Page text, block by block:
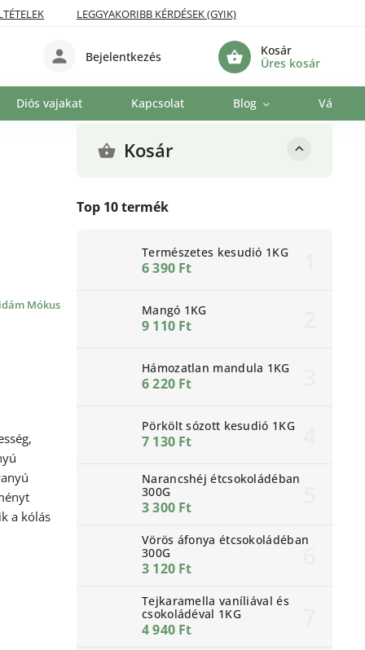
LEGGYAKORIBB KÉRDÉSEK (GYIK)
Kosár
Üres kosár
Bejelentkezés
Diós vajakat Kapcsolat Blog
Kosár
Top 10 termék
Természetes kesudió 1KG
6 390 Ft
Mangó 1KG
9 110 Ft
Hámozatlan mandula 1KG
6 220 Ft
Pörkölt sózott kesudió 1KG
7 130 Ft
Narancshéj étcsokoládéban
300G
3 300 Ft
Vörös áfonya étcsokoládéban
300G
3 120 Ft
Tejkaramella vaníliával és
csokoládéval 1KG
4 940 Ft
Mókus
a kólás